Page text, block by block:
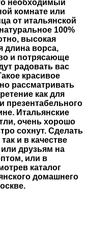
необходимый
комнате или
от итальянской
100%
высокая
длина ворса,
и потрясающе
радовать вас
красивое
рассматривать
как для
презентабельного
Итальянские
очень хорошо
сохнут. Сделать
и в качестве
друзьям на
или в
каталог
домашнего